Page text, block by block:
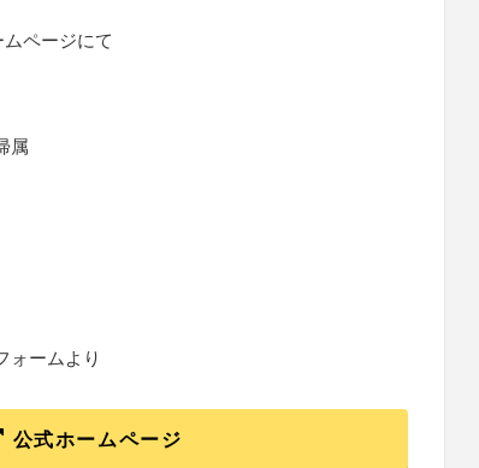
ページにて
属
ォームより
公式ホームページ